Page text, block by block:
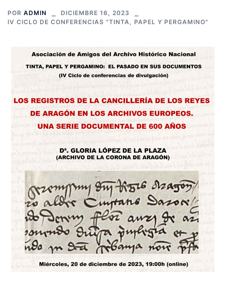
POR ADMIN
DICIEMBRE 16, 2023
IV CICLO DE CONFERENCIAS "TINTA, PAPEL Y PERGAMINO"